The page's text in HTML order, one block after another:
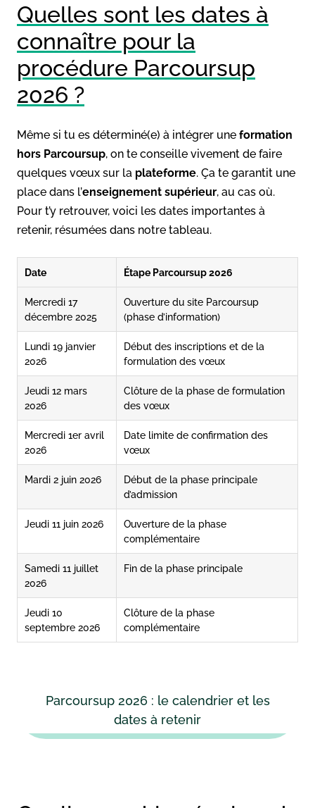
Quelles sont les dates à
connaître pour la
procédure Parcoursup
2026 ?
Même si tu es déterminé(e) à intégrer une formation
hors Parcoursup, on te conseille vivement de faire
quelques vœux sur la plateforme. Ça te garantit une
place dans l’enseignement supérieur, au cas où.
Pour t’y retrouver, voici les dates importantes à
retenir, résumées dans notre tableau.
Date Étape Parcoursup 2026
Mercredi 17
décembre 2025
Ouverture du site Parcoursup
(phase d’information)
Lundi 19 janvier
2026
Début des inscriptions et de la
formulation des vœux
Jeudi 12 mars
2026
Clôture de la phase de formulation
des vœux
Mercredi 1er avril
2026
Date limite de confirmation des
vœux
Mardi 2 juin 2026
Début de la phase principale
d’admission
Jeudi 11 juin 2026
Ouverture de la phase
complémentaire
Samedi 11 juillet
2026
Fin de la phase principale
Jeudi 10
septembre 2026
Clôture de la phase
complémentaire
Parcoursup 2026 : le calendrier et les
dates à retenir